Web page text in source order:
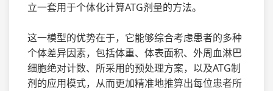
立一套用于个体化计算ATG剂量的方法。
这一模型的优势在于，它能够综合考虑患者的多种
个体差异因素，包括体重、体表面积、外周血淋巴
细胞绝对计数、所采用的预处理方案，以及ATG制
剂的应用模式，从而更加精准地推算出每位患者所